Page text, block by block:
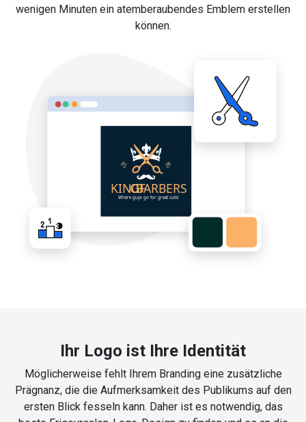
wenigen Minuten ein atemberaubendes Emblem erstellen
können.
Ihr Logo ist Ihre Identität
Möglicherweise fehlt Ihrem Branding eine zusätzliche
Prägnanz, die die Aufmerksamkeit des Publikums auf den
ersten Blick fesseln kann. Daher ist es notwendig, das